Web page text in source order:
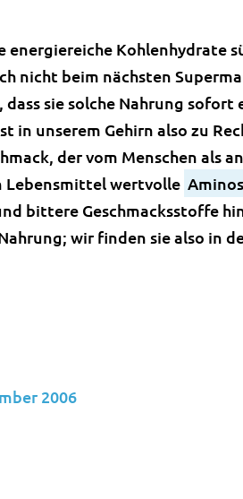
energiereiche Kohlenhydrate
nicht beim nächsten
sie solche Nahrung sofort
in unserem Gehirn also zu
der vom Menschen als
Lebensmittel wertvolle
bittere Geschmacksstoffe
wir finden sie also in
2006